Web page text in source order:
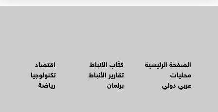
الصفحة الرئيسية
محليات
عربي دولي
كتّاب الأنباط
تقارير الأنباط
برلمان
اقتصاد
تكنولوجيا
رياضة